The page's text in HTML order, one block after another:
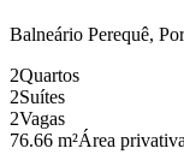
Balneário Perequê,
2Quartos
2Suítes
2Vagas
76.66 m²Área privativa